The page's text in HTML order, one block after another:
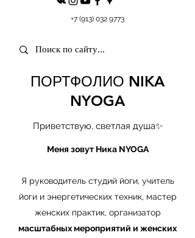
+7 (913) 032 9773
ПОРТФОЛИО NIKA
NYOGA
Приветствую, светлая душа✨
Меня зовут Ника NYOGA
Я руководитель студий йоги, учитель
йоги и энергетических техник, мастер
женских практик, организатор
масштабных мероприятий и женских